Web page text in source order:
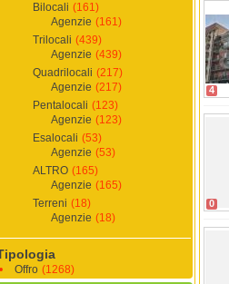
Bilocali (161)
Agenzie (161)
Trilocali (439)
Agenzie (439)
Quadrilocali (217)
Agenzie (217)
Pentalocali (123)
Agenzie (123)
Esalocali (53)
Agenzie (53)
ALTRO (165)
Agenzie (165)
Terreni (18)
Agenzie (18)
Offro (1268)
4
0